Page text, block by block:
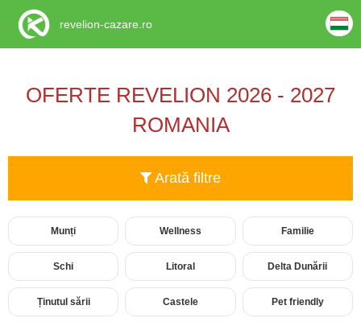
OFERTE REVELION 2026 - 2027
ROMANIA
Arată filtre
Munți Wellness Familie
Schi Litoral Delta Dunării
Ținutul sării Castele Pet friendly
revelion-cazare.ro